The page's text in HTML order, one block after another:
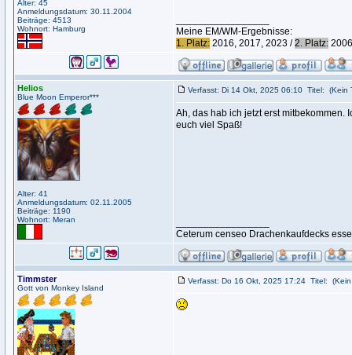
Alter: 45
Anmeldungsdatum: 30.11.2004
Beiträge: 4513
Wohnort: Hamburg
Meine EM/WM-Ergebnisse:
1. Platz: 2016, 2017, 2023 /2. Platz:
Helios
Blue Moon Emperor***
Alter: 41
Anmeldungsdatum: 02.11.2005
Beiträge: 1190
Wohnort: Meran
Verfasst: Di 14 Okt, 2025 06:10 Titel: (Kein
Ah, das hab ich jetzt erst mitbekommen.
euch viel Spaß!
Ceterum censeo Drachenkaufdecks
Timmster
Gott von Monkey Island
Verfasst: Do 16 Okt, 2025 17:24 Titel: